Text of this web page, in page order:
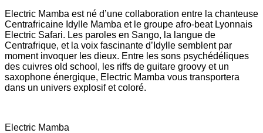
Electric Mamba est né d’une collaboration entre la chanteuse
Centrafricaine Idylle Mamba et le groupe afro-beat Lyonnais
Electric Safari. Les paroles en Sango, la langue de
Centrafrique, et la voix fascinante d’Idylle semblent par
moment invoquer les dieux. Entre les sons psychédéliques
des cuivres old school, les riffs de guitare groovy et un
saxophone énergique, Electric Mamba vous transportera
dans un univers explosif et coloré.
Electric Mamba